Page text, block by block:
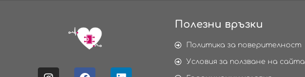
Полезни връзки
Политика за поверителност
Условия за ползване на сайта